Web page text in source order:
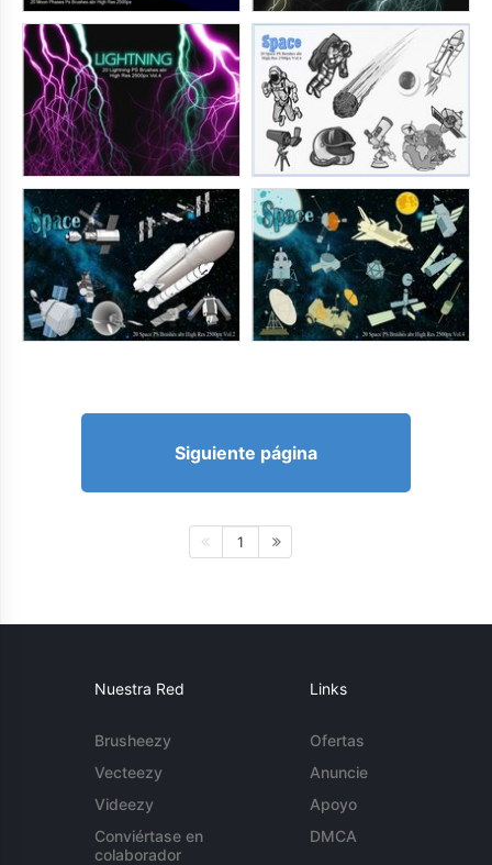
Siguiente página
1
Nuestra Red
Brusheezy
Vecteezy
Videezy
Conviértase en
colaborador
Links
Ofertas
Anuncie
Apoyo
DMCA